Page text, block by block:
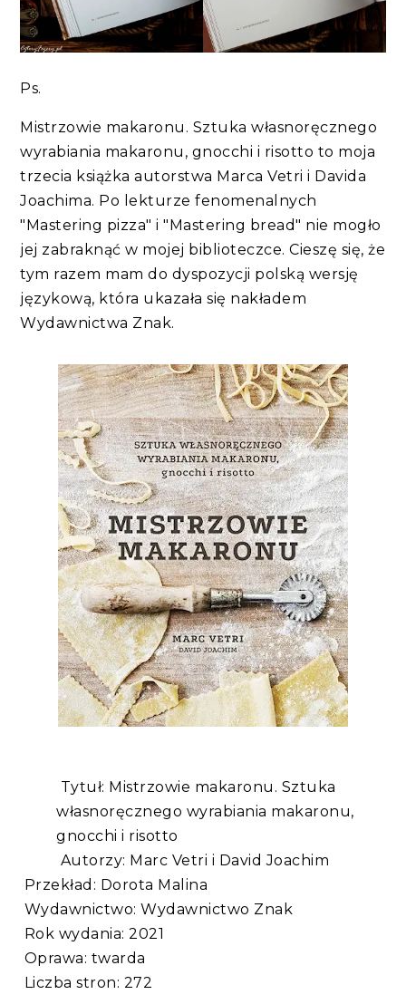
Ps.
Mistrzowie makaronu. Sztuka własnoręcznego
wyrabiania makaronu, gnocchi i risotto to moja
trzecia książka autorstwa Marca Vetri i Davida
Joachima. Po lekturze fenomenalnych
"Mastering pizza" i "Mastering bread" nie mogło
jej zabraknąć w mojej biblioteczce. Cieszę się, że
tym razem mam do dyspozycji polską wersję
językową, która ukazała się nakładem
Wydawnictwa Znak.
Tytuł: Mistrzowie makaronu. Sztuka
własnoręcznego wyrabiania makaronu,
gnocchi i risotto
Autorzy: Marc Vetri i David Joachim
Przekład: Dorota Malina
Wydawnictwo: Wydawnictwo Znak
Rok wydania: 2021
Oprawa: twarda
Liczba stron: 272